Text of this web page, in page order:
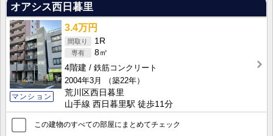
オアシス西日暮里
マンション
3.4万円
1R
8㎡
4階建
鉄筋コンクリート
2004年3月
（築22年）
荒川区西日暮里
山手線 西日暮里駅 徒歩11分
この建物のすべての部屋にまとめてチェック